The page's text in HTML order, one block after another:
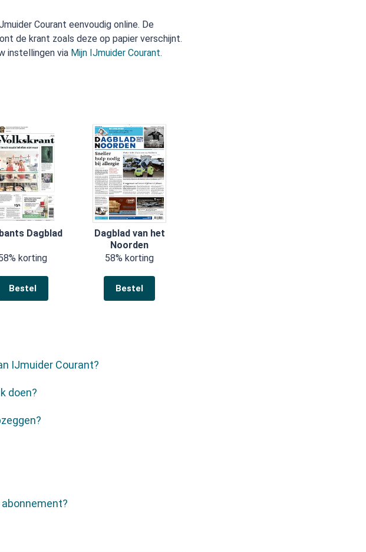
Courant eenvoudig online. De
de krant zoals deze op papier verschijnt.
instellingen via Mijn IJmuider Courant.
Dagblad
korting
Bestel
Dagblad van het
Noorden
58% korting
Bestel
IJmuider Courant?
doen?